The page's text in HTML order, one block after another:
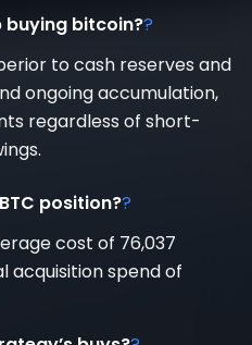
buying bitcoin??
to cash reserves and
ongoing accumulation,
regardless of short-
position??
cost of 76,037
acquisition spend of